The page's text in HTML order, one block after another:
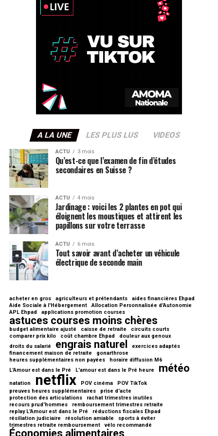
A LA UNE LES PLUS LUS VIDEOS
ACTU 3 mois
Qu’est-ce que l’examen de fin d’études
secondaires en Suisse ?
ACTU 4 mois
Jardinage : voici les 2 plantes en pot qui
éloignent les moustiques et attirent les
papillons sur votre terrasse
ACTU 6 mois
Tout savoir avant d’acheter un véhicule
électrique de seconde main
acheter en gros agriculteurs et prétendants
aides financières Ehpad
Aide Sociale à l'Hébergement
Allocation Personnalisée d'Autonomie
APL Ehpad
applications promotion courses
astuces courses moins chères
budget alimentaire ajusté caisse de retraite
circuits courts
comparer prix kilo
coût chambre Ehpad
douleur aux genoux
droits du salarié
engrais naturel
exercices adaptés
financement maison de retraite
gonarthrose
heures supplémentaires non payées
horaire diffusion M6
L'Amour est dans le Pré
L'amour est dans le Pré heure météo
natation netflix POV cinéma
POV TikTok
preuves heures supplémentaires
prise d'acte
protection des articulations
rachat trimestres inutiles
recours prud'hommes
remboursement trimestres retraite
replay L'Amour est dans le Pré
réductions fiscales Ehpad
résiliation judiciaire
résolution amiable
sports à éviter
trimestres retraite remboursement
vélo recommandé
Économies alimentaires